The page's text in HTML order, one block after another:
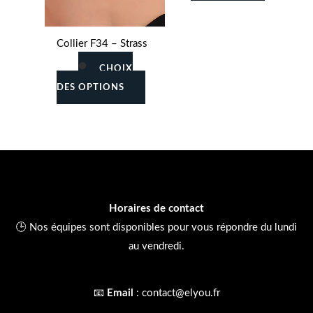
Collier F34 – Strass
CHOIX
DES OPTIONS
produit
Horaires de contact
🕒 Nos équipes sont disponibles pour vous répondre du lundi
au vendredi.
📧 Email : contact@elyou.fr